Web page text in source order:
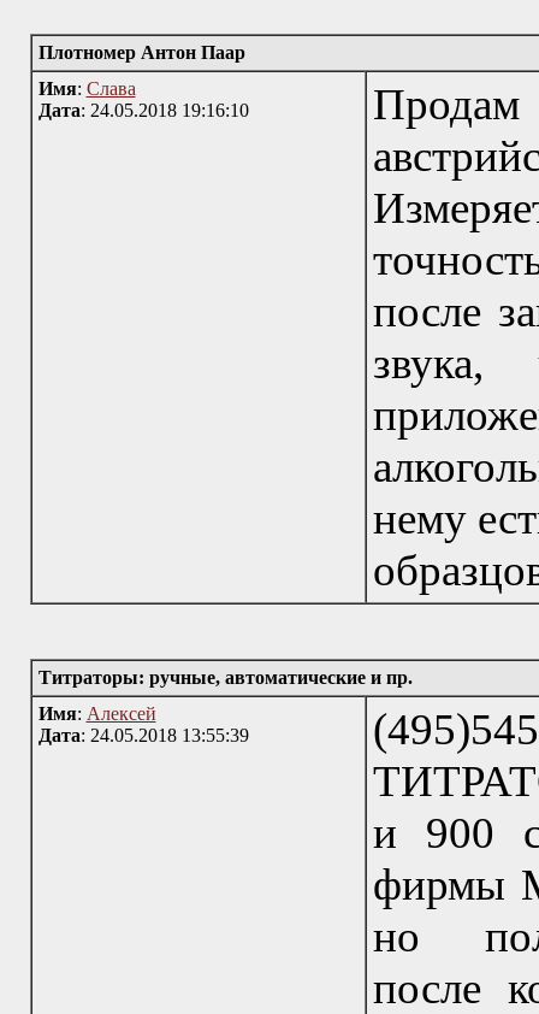
Плотномер Антон Паар
Имя: Слава
Дата: 24.05.2018 19:16:10
после
нему
Титраторы: ручные, автоматические и пр.
Имя: Алексей
Дата: 24.05.2018 13:55:39
и 900
фирмы
но
после